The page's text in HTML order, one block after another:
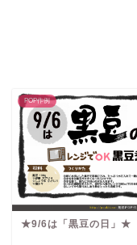
POP作例
★9/6は「黒豆の日」★